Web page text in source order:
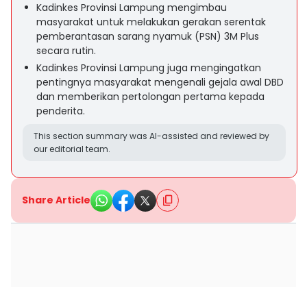
Kadinkes Provinsi Lampung mengimbau
masyarakat untuk melakukan gerakan serentak
pemberantasan sarang nyamuk (PSN) 3M Plus
secara rutin.
Kadinkes Provinsi Lampung juga mengingatkan
pentingnya masyarakat mengenali gejala awal DBD
dan memberikan pertolongan pertama kepada
penderita.
This section summary was AI-assisted and reviewed by
our editorial team.
Share Article